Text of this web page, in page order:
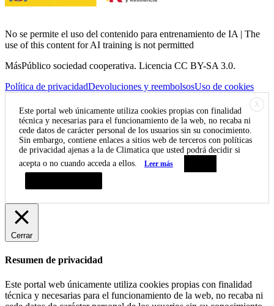
No se permite el uso del contenido para entrenamiento de IA | The
use of this content for AI training is not permitted
MásPúblico sociedad cooperativa. Licencia CC BY-SA 3.0.
Política de privacidadDevoluciones y reembolsosUso de cookies
X
Este portal web únicamente utiliza cookies propias con finalidad
técnica y necesarias para el funcionamiento de la web, no recaba ni
cede datos de carácter personal de los usuarios sin su conocimiento.
Sin embargo, contiene enlaces a sitios web de terceros con políticas
de privacidad ajenas a la de Climatica que usted podrá decidir si
acepta o no cuando acceda a ellos.
Leer más
Cerrar
Resumen de privacidad
Este portal web únicamente utiliza cookies propias con finalidad
técnica y necesarias para el funcionamiento de la web, no recaba ni